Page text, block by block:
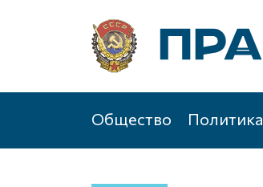
Общество Политика